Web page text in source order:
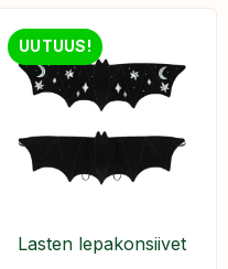
UUTUUS!
Lasten lepakonsiivet